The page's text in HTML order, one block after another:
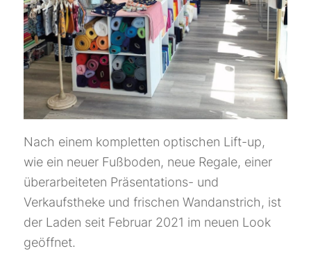
Nach einem kompletten optischen Lift-up,
wie ein neuer Fußboden, neue Regale, einer
überarbeiteten Präsentations- und
Verkaufstheke und frischen Wandanstrich, ist
der Laden seit Februar 2021 im neuen Look
geöffnet.